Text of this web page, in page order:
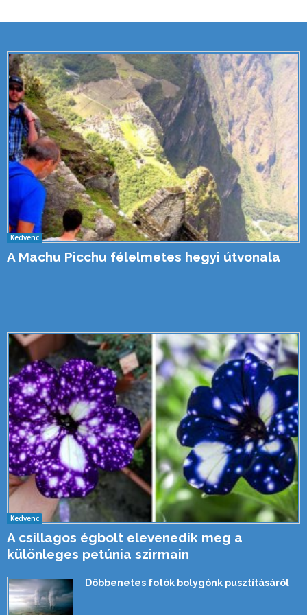
Kedvenc
A Machu Picchu félelmetes hegyi útvonala
Kedvenc
A csillagos égbolt elevenedik meg a
különleges petúnia szirmain
Döbbenetes fotók bolygónk pusztításáról